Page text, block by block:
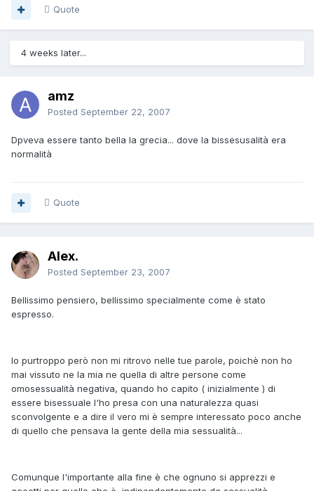
Quote
4 weeks later...
amz
Posted September 22, 2007
Dpveva essere tanto bella la grecia... dove la bissesusalità era
normalità
Quote
Alex.
Posted September 23, 2007
Bellissimo pensiero, bellissimo specialmente come è stato
espresso.
Io purtroppo però non mi ritrovo nelle tue parole, poichè non ho
mai vissuto ne la mia ne quella di altre persone come
omosessualità negativa, quando ho capito ( inizialmente ) di
essere bisessuale l'ho presa con una naturalezza quasi
sconvolgente e a dire il vero mi è sempre interessato poco anche
di quello che pensava la gente della mia sessualità...
Comunque l'importante alla fine è che ognuno si apprezzi e